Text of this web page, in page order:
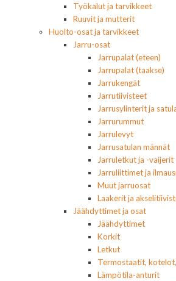
Työkalut ja tarvikkeet
Ruuvit ja mutterit
Huolto-osat ja tarvikkeet
Jarru-osat
Jarrupalat (eteen)
Jarrupalat (taakse)
Jarrukengät
Jarrutiivisteet
Jarrusylinterit ja
Jarrurummut
Jarrulevyt
Jarrusatulan männät
Jarruletkut ja -vaijerit
Jarruliittimet ja
Muut jarruosat
Laakerit ja
Jäähdyttimet ja osat
Jäähdyttimet
Korkit
Letkut
Termostaatit,
Lämpötila-anturit